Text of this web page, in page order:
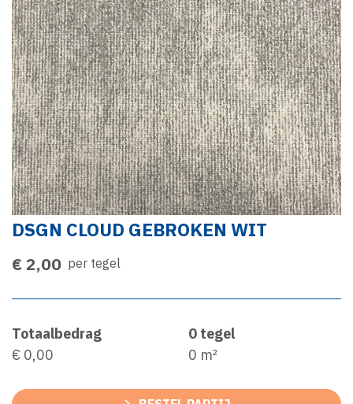
DSGN CLOUD GEBROKEN WIT
€ 2,00 per tegel
Totaalbedrag
€ 0,00
0 tegel
0 m²